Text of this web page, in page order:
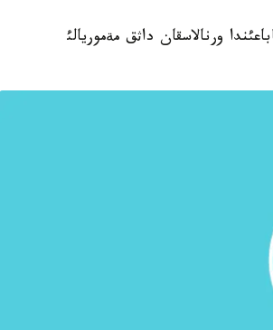
ورنالاسقان داثق مةموريالئ